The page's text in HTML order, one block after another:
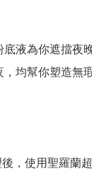
液為你遮擋夜
均幫你塑造無
，使用聖羅蘭